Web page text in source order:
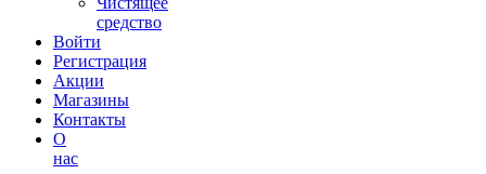
средство
Войти
Регистрация
Акции
Магазины
Контакты
О
нас